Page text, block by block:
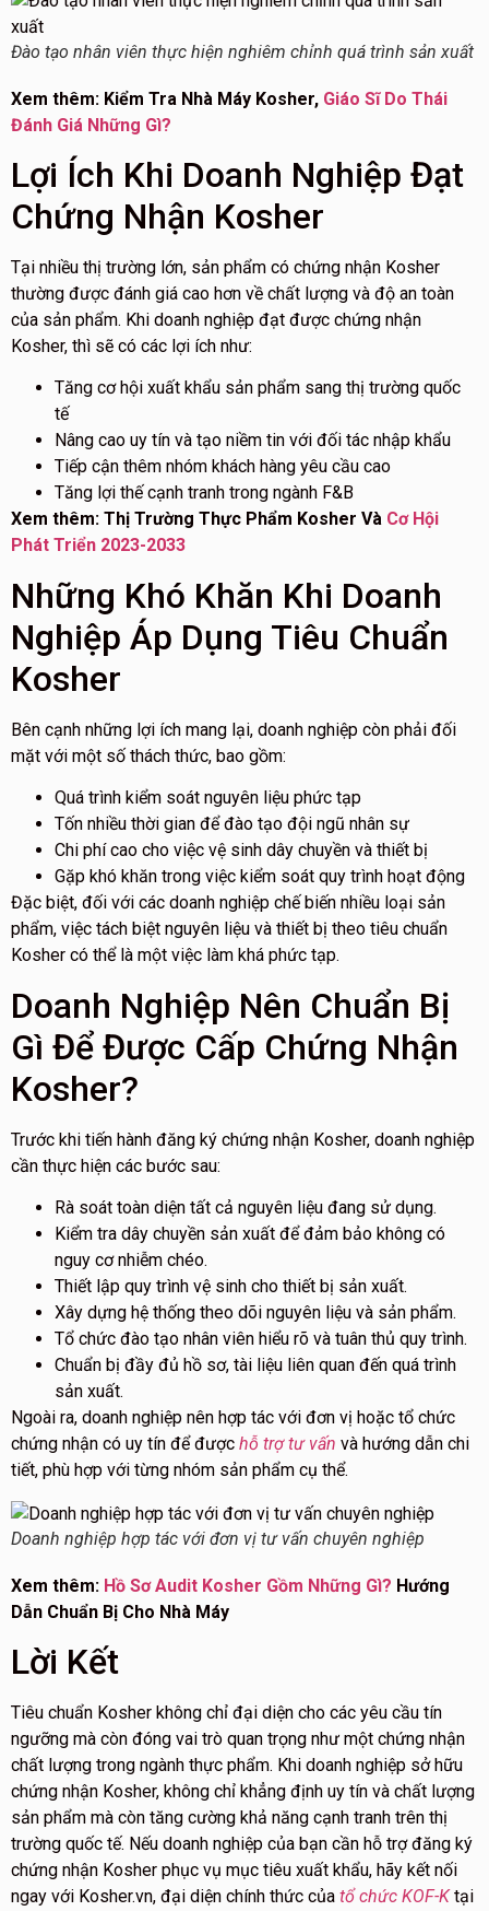
Đào tạo nhân viên thực hiện nghiêm chỉnh quá trình sản xuất
Xem thêm: Kiểm Tra Nhà Máy Kosher, Giáo Sĩ Do Thái
Đánh Giá Những Gì?
Lợi Ích Khi Doanh Nghiệp Đạt
Chứng Nhận Kosher
Tại nhiều thị trường lớn, sản phẩm có chứng nhận Kosher
thường được đánh giá cao hơn về chất lượng và độ an toàn
của sản phẩm. Khi doanh nghiệp đạt được chứng nhận
Kosher, thì sẽ có các lợi ích như:
Tăng cơ hội xuất khẩu sản phẩm sang thị trường quốc
tế
Nâng cao uy tín và tạo niềm tin với đối tác nhập khẩu
Tiếp cận thêm nhóm khách hàng yêu cầu cao
Tăng lợi thế cạnh tranh trong ngành F&B
Xem thêm: Thị Trường Thực Phẩm Kosher Và Cơ Hội
Phát Triển 2023-2033
Những Khó Khăn Khi Doanh
Nghiệp Áp Dụng Tiêu Chuẩn
Kosher
Bên cạnh những lợi ích mang lại, doanh nghiệp còn phải đối
mặt với một số thách thức, bao gồm:
Quá trình kiểm soát nguyên liệu phức tạp
Tốn nhiều thời gian để đào tạo đội ngũ nhân sự
Chi phí cao cho việc vệ sinh dây chuyền và thiết bị
Gặp khó khăn trong việc kiểm soát quy trình hoạt động
Đặc biệt, đối với các doanh nghiệp chế biến nhiều loại sản
phẩm, việc tách biệt nguyên liệu và thiết bị theo tiêu chuẩn
Kosher có thể là một việc làm khá phức tạp.
Doanh Nghiệp Nên Chuẩn Bị
Gì Để Được Cấp Chứng Nhận
Kosher?
Trước khi tiến hành đăng ký chứng nhận Kosher, doanh nghiệp
cần thực hiện các bước sau:
Rà soát toàn diện tất cả nguyên liệu đang sử dụng.
Kiểm tra dây chuyền sản xuất để đảm bảo không có
nguy cơ nhiễm chéo.
Thiết lập quy trình vệ sinh cho thiết bị sản xuất.
Xây dựng hệ thống theo dõi nguyên liệu và sản phẩm.
Tổ chức đào tạo nhân viên hiểu rõ và tuân thủ quy trình.
Chuẩn bị đầy đủ hồ sơ, tài liệu liên quan đến quá trình
sản xuất.
Ngoài ra, doanh nghiệp nên hợp tác với đơn vị hoặc tổ chức
chứng nhận có uy tín để được hỗ trợ tư vấn và hướng dẫn chi
tiết, phù hợp với từng nhóm sản phẩm cụ thể.
Doanh nghiệp hợp tác với đơn vị tư vấn chuyên nghiệp
Xem thêm: Hồ Sơ Audit Kosher Gồm Những Gì? Hướng
Dẫn Chuẩn Bị Cho Nhà Máy
Lời Kết
Tiêu chuẩn Kosher không chỉ đại diện cho các yêu cầu tín
ngưỡng mà còn đóng vai trò quan trọng như một chứng nhận
chất lượng trong ngành thực phẩm. Khi doanh nghiệp sở hữu
chứng nhận Kosher, không chỉ khẳng định uy tín và chất lượng
sản phẩm mà còn tăng cường khả năng cạnh tranh trên thị
trường quốc tế. Nếu doanh nghiệp của bạn cần hỗ trợ đăng ký
chứng nhận Kosher phục vụ mục tiêu xuất khẩu, hãy kết nối
ngay với Kosher.vn, đại diện chính thức của tổ chức KOF-Ktại